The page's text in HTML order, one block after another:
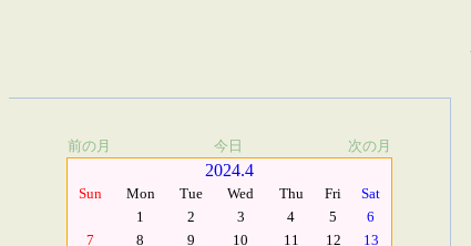
前の月 今日 次の月
2024.4
Sun Mon Tue Wed Thu Fri
Sat
1
2 3 4 5
6
7
8 9 10 11 12
13